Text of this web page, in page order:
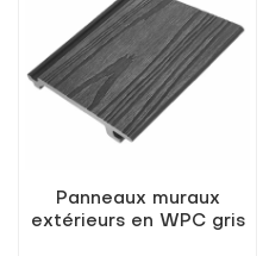
Panneaux muraux
extérieurs en WPC gris